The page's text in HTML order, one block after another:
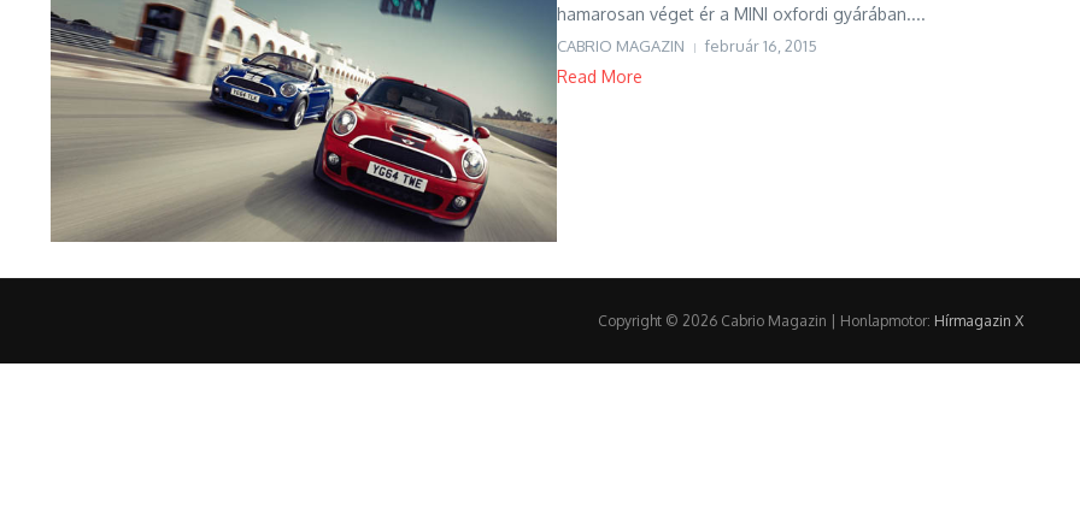
hamarosan véget ér a MINI oxfordi gyárában....
CABRIO MAGAZIN február 16, 2015
Read More
Copyright © 2026 Cabrio Magazin | Honlapmotor: Hírmagazin X